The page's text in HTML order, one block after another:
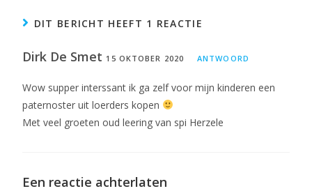
DIT BERICHT HEEFT 1 REACTIE
Dirk De Smet 15 OKTOBER 2020 ANTWOORD
Wow supper interssant ik ga zelf voor mijn kinderen een
paternoster uit loerders kopen
Met veel groeten oud leering van spi Herzele
Een reactie achterlaten